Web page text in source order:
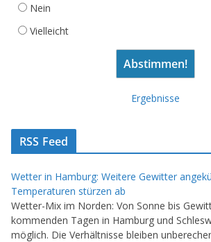
Nein
Vielleicht
Ergebnisse
RSS Feed
Wetter in Hamburg: Weitere Gewitter
Temperaturen stürzen ab
Wetter-Mix im Norden: Von Sonne bis
kommenden Tagen in Hamburg und
möglich. Die Verhältnisse bleiben